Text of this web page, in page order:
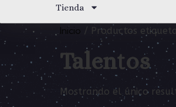
Tienda
Inicio / Productos
Talentos
Mostrando el único